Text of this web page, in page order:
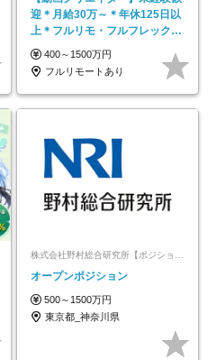
迎＊月給30万～＊年休125日以
上＊フルリモ・フルフレックス
◆10名の採用が決定◆
400～1500万円
フルリモートあり
株式会社野村総合研究所【ポジションマッチ登録】
オープンポジション
500～1500万円
東京都_神奈川県